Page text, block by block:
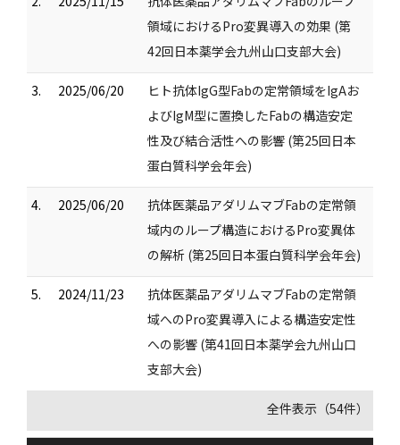
領域におけるPro変異導入の効果 (第
42回日本薬学会九州山口支部大会)
3. 2025/06/20
ヒト抗体IgG型Fabの定常領域をIgAお
よびIgM型に置換したFabの構造安定
性及び結合活性への影響 (第25回日本
蛋白質科学会年会)
4. 2025/06/20
抗体医薬品アダリムマブFabの定常領
域内のループ構造におけるPro変異体
の解析 (第25回日本蛋白質科学会年会)
5. 2024/11/23
抗体医薬品アダリムマブFabの定常領
域へのPro変異導入による構造安定性
への影響 (第41回日本薬学会九州山口
支部大会)
全件表示（54件）